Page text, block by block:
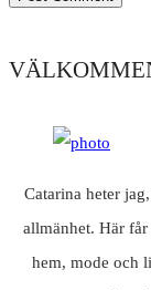
Catarina heter
allmänhet. Här
hem, mode och